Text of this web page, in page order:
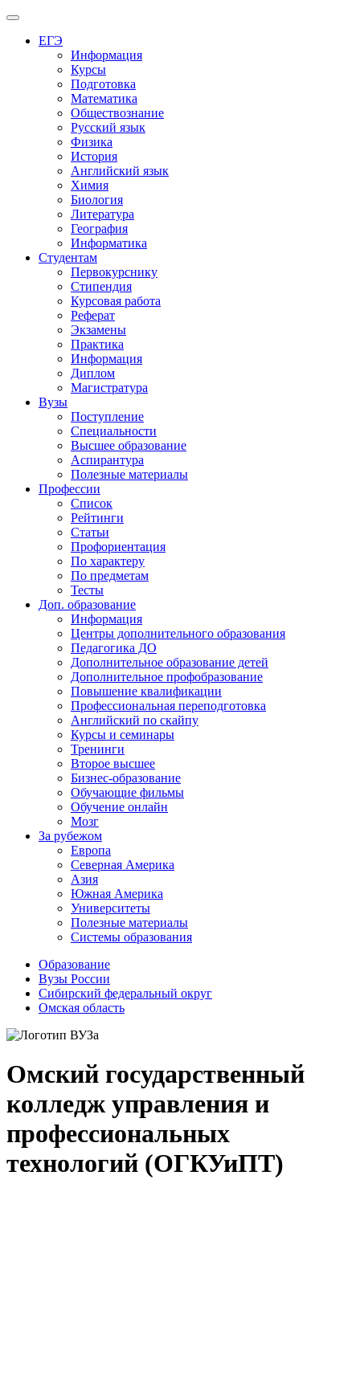
Меню
ЕГЭ
Информация
Курсы
Подготовка
Математика
Обществознание
Русский язык
Физика
История
Английский язык
Химия
Биология
Литература
География
Информатика
Студентам
Первокурснику
Стипендия
Курсовая работа
Реферат
Экзамены
Практика
Информация
Диплом
Магистратура
Вузы
Поступление
Специальности
Высшее образование
Аспирантура
Полезные материалы
Профессии
Список
Рейтинги
Статьи
Профориентация
По характеру
По предметам
Тесты
Доп. образование
Информация
Центры дополнительного образования
Педагогика ДО
Дополнительное образование детей
Дополнительное профобразование
Повышение квалификации
Профессиональная переподготовка
Английский по скайпу
Курсы и семинары
Тренинги
Второе высшее
Бизнес-образование
Обучающие фильмы
Обучение онлайн
Мозг
За рубежом
Европа
Северная Америка
Азия
Южная Америка
Университеты
Полезные материалы
Системы образования
Образование
Вузы России
Сибирский федеральный округ
Омская область
Омский государственный
колледж управления и
профессиональных
технологий (ОГКУиПТ)